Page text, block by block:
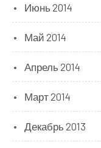
Июнь 2014
Май 2014
Апрель 2014
Март 2014
Декабрь 2013